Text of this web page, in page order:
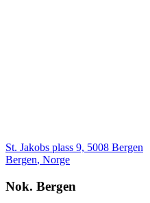
St. Jakobs plass 9, 5008 Bergen
Bergen, Norge
Nok. Bergen